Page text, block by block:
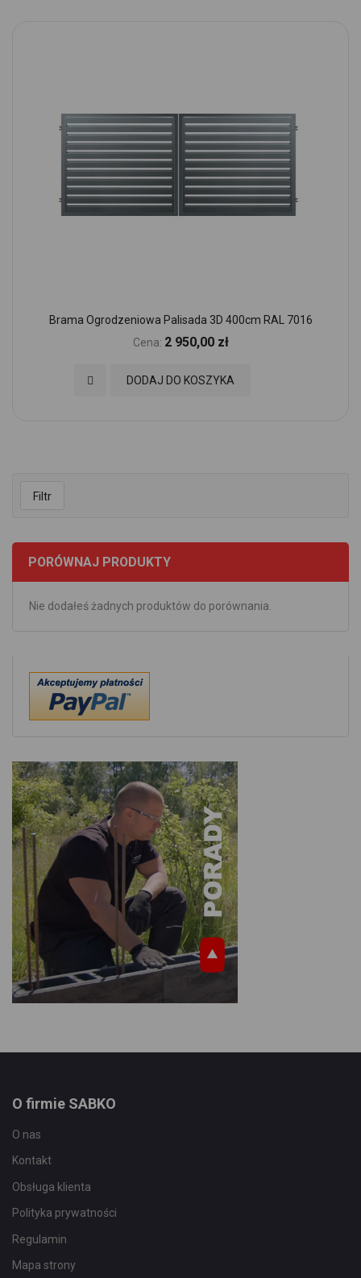
Brama Ogrodzeniowa Palisada 3D 400cm RAL 7016
Cena: 2 950,00 zł
DODAJ DO KOSZYKA
Dodaj do Ulubionych
Filtr
PORÓWNAJ PRODUKTY
Nie dodałeś żadnych produktów do porównania.
O firmie SABKO
O nas
Kontakt
Obsługa klienta
Polityka prywatności
Regulamin
Mapa strony